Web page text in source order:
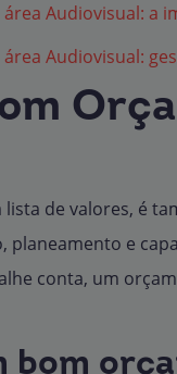
Audiovisual: a
Audiovisual:
de valores, é
planeamento e
conta, um
bom